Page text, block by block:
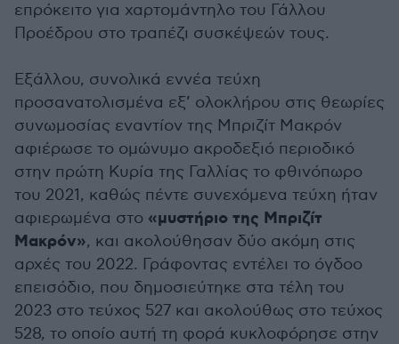
επρόκειτο για χαρτομάντηλο του Γάλλου
Προέδρου στο τραπέζι συσκέψεών τους.
Εξάλλου, συνολικά εννέα τεύχη
προσανατολισμένα εξ’ ολοκλήρου στις θεωρίες
συνωμοσίας εναντίον της Μπριζίτ Μακρόν
αφιέρωσε το ομώνυμο ακροδεξιό περιοδικό
στην πρώτη Κυρία της Γαλλίας το φθινόπωρο
του 2021, καθώς πέντε συνεχόμενα τεύχη ήταν
αφιερωμένα στο «μυστήριο της Μπριζίτ
Μακρόν», και ακολούθησαν δύο ακόμη στις
αρχές του 2022. Γράφοντας εντέλει το όγδοο
επεισόδιο, που δημοσιεύτηκε στα τέλη του
2023 στο τεύχος 527 και ακολούθως στο τεύχος
528, το οποίο αυτή τη φορά κυκλοφόρησε στην